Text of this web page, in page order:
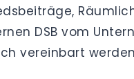
DSB vom
vereinbart